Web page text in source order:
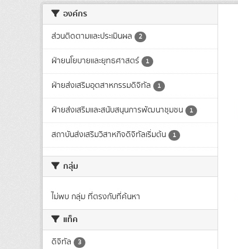
องค์กร
ส่วนติดตามและประเมินผล 2
ฝ่ายนโยบายและยุทธศาสตร์ 1
ฝ่ายส่งเสริมอุตสาหกรรมดิจิทัล 1
ฝ่ายส่งเสริมและสนับสนุนการพัฒนาชุมชน 1
สถาบันส่งเสริมวิสาหกิจดิจิทัลเริ่มต้น 1
กลุ่ม
ไม่พบ กลุ่ม ที่ตรงกับที่ค้นหา
แท็ค
ดิจิทัล 3